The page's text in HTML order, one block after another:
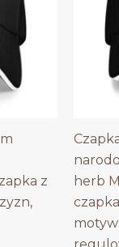
z
herb